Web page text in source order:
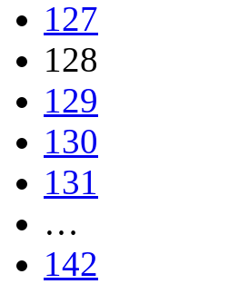
127
128
129
130
131
…
142